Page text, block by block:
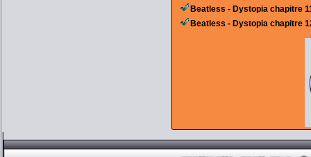
Beatless - Dystopia chapitre
Beatless - Dystopia chapitre